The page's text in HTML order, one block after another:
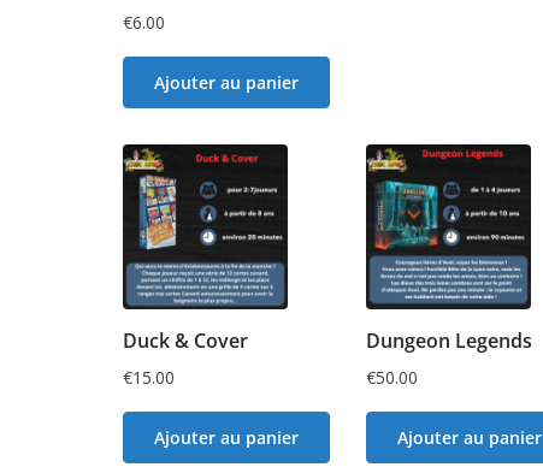
€6.00
Ajouter au panier
Duck & Cover
€15.00
Ajouter au panier
Dungeon Legends
€50.00
Ajouter au panier